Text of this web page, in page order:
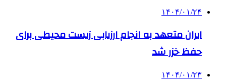
۱۴۰۴/۰۱/۲۴
ایران متعهد به انجام ارزیابی زیست محیطی برای
حفظ خزر شد
۱۴۰۴/۰۱/۲۳